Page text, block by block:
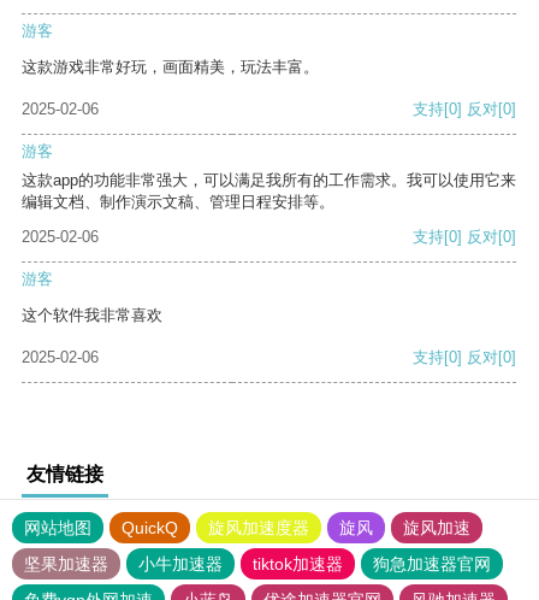
游客
这款游戏非常好玩，画面精美，玩法丰富。
2025-02-06 支持[0] 反对[0]
游客
这款app的功能非常强大，可以满足我所有的工作需求。我可以使用它来
编辑文档、制作演示文稿、管理日程安排等。
2025-02-06
支持[0] 反对[0]
游客
这个软件我非常喜欢
2025-02-06 支持[0] 反对[0]
友情链接
网站地图 QuickQ 旋风加速度器 旋风
旋风加速
坚果加速器
小牛加速器 tiktok加速器
狗急加速器官网